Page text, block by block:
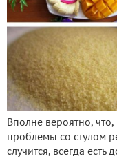
Вполне вероятно,
проблемы со стулом
случится, всегда